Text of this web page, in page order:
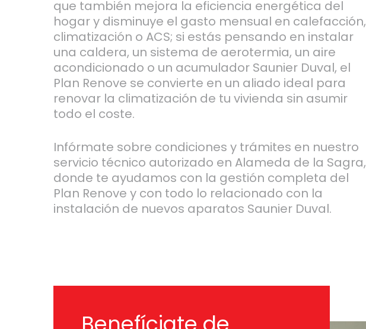
que también mejora la eficiencia energética del
hogar y disminuye el gasto mensual en calefacción,
climatización o ACS; si estás pensando en instalar
una caldera, un sistema de aerotermia, un aire
acondicionado o un acumulador Saunier Duval, el
Plan Renove se convierte en un aliado ideal para
renovar la climatización de tu vivienda sin asumir
todo el coste.
Infórmate sobre condiciones y trámites en nuestro
servicio técnico autorizado en Alameda de la Sagra,
donde te ayudamos con la gestión completa del
Plan Renove y con todo lo relacionado con la
instalación de nuevos aparatos Saunier Duval.